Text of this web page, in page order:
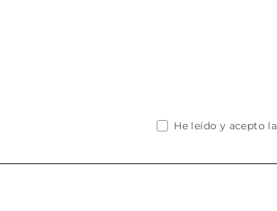
He leído y acepto la